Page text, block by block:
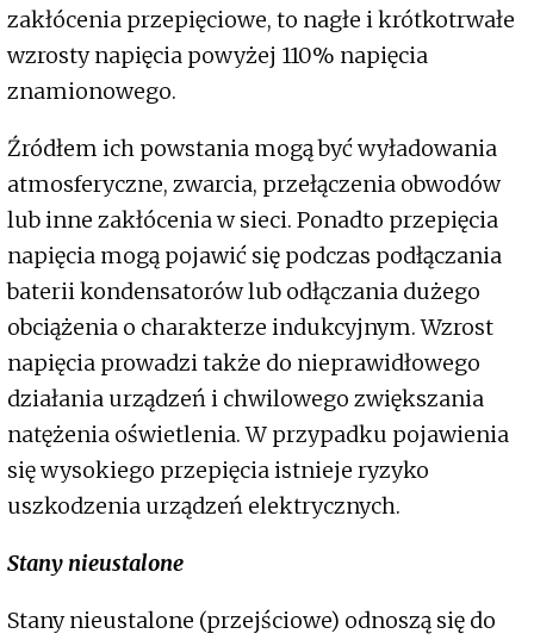
zakłócenia przepięciowe, to nagłe i krótkotrwałe
wzrosty napięcia powyżej 110% napięcia
znamionowego.
Źródłem ich powstania mogą być wyładowania
atmosferyczne, zwarcia, przełączenia obwodów
lub inne zakłócenia w sieci. Ponadto przepięcia
napięcia mogą pojawić się podczas podłączania
baterii kondensatorów lub odłączania dużego
obciążenia o charakterze indukcyjnym. Wzrost
napięcia prowadzi także do nieprawidłowego
działania urządzeń i chwilowego zwiększania
natężenia oświetlenia. W przypadku pojawienia
się wysokiego przepięcia istnieje ryzyko
uszkodzenia urządzeń elektrycznych.
Stany nieustalone
Stany nieustalone (przejściowe) odnoszą się do